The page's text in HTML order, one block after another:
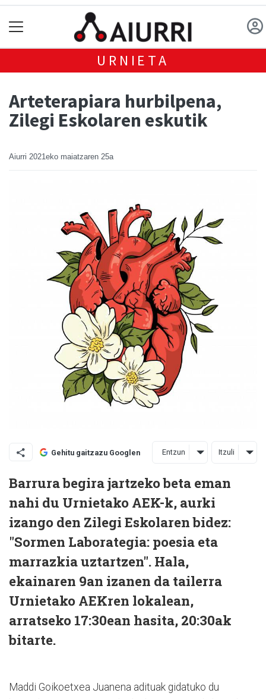
URNIETA
Arteterapiara hurbilpena,
Zilegi Eskolaren eskutik
Aiurri 2021eko maiatzaren 25a
Gehitu gaitzazu Googlen Entzun Itzuli
Barrura begira jartzeko beta eman
nahi du Urnietako AEK-k, aurki
izango den Zilegi Eskolaren bidez:
"Sormen Laborategia: poesia eta
marrazkia uztartzen". Hala,
ekainaren 9an izanen da tailerra
Urnietako AEKren lokalean,
arratseko 17:30ean hasita, 20:30ak
bitarte.
Maddi Goikoetxea Juanena adituak gidatuko du